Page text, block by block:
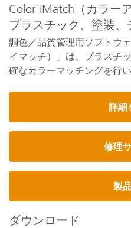
Color iMatch（カラー
プラスチック、塗装
調色／品質管理用ソフトウ
イマッチ）」は、プラスチ
確なカラーマッチングを行い
詳細
修理
製
ダウンロード